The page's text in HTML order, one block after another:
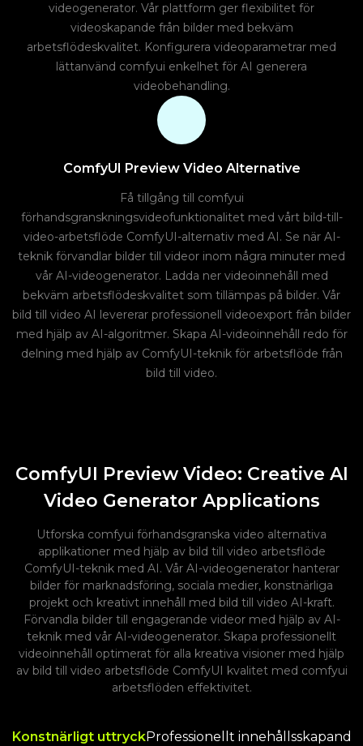
videogenerator. Vår plattform ger flexibilitet för
videoskapande från bilder med bekväm
arbetsflödeskvalitet. Konfigurera videoparametrar med
lättanvänd comfyui enkelhet för AI generera
videobehandling.
ComfyUI Preview Video Alternative
Få tillgång till comfyui
förhandsgranskningsvideofunktionalitet med vårt bild-till-
video-arbetsflöde ComfyUI-alternativ med AI. Se när AI-
teknik förvandlar bilder till videor inom några minuter med
vår AI-videogenerator. Ladda ner videoinnehåll med
bekväm arbetsflödeskvalitet som tillämpas på bilder. Vår
bild till video AI levererar professionell videoexport från bilder
med hjälp av AI-algoritmer. Skapa AI-videoinnehåll redo för
delning med hjälp av ComfyUI-teknik för arbetsflöde från
bild till video.
ComfyUI Preview Video: Creative AI
Video Generator Applications
Utforska comfyui förhandsgranska video alternativa
applikationer med hjälp av bild till video arbetsflöde
ComfyUI-teknik med AI. Vår AI-videogenerator hanterar
bilder för marknadsföring, sociala medier, konstnärliga
projekt och kreativt innehåll med bild till video AI-kraft.
Förvandla bilder till engagerande videor med hjälp av AI-
teknik med vår AI-videogenerator. Skapa professionellt
videoinnehåll optimerat för alla kreativa visioner med hjälp
av bild till video arbetsflöde ComfyUI kvalitet med comfyui
arbetsflöden effektivitet.
Konstnärligt uttryckProfessionellt innehållsskapande